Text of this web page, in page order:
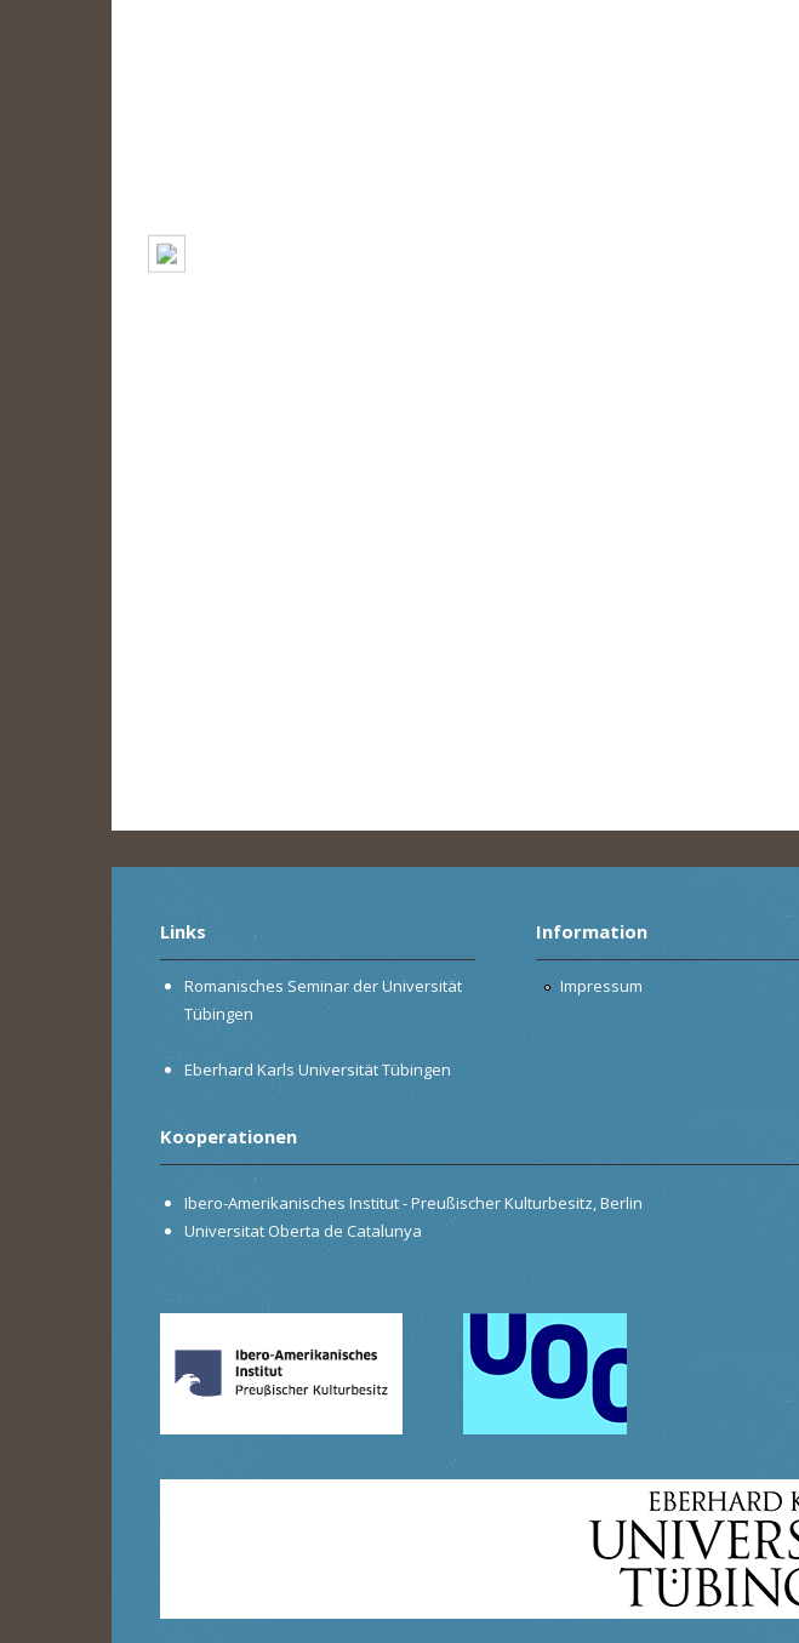
Links
Romanisches Seminar der Universität
Tübingen
Eberhard Karls Universität Tübingen
Information
Impressum
Kooperationen
Ibero-Amerikanisches Institut - Preußischer Kulturbesitz, Berlin
Universitat Oberta de Catalunya